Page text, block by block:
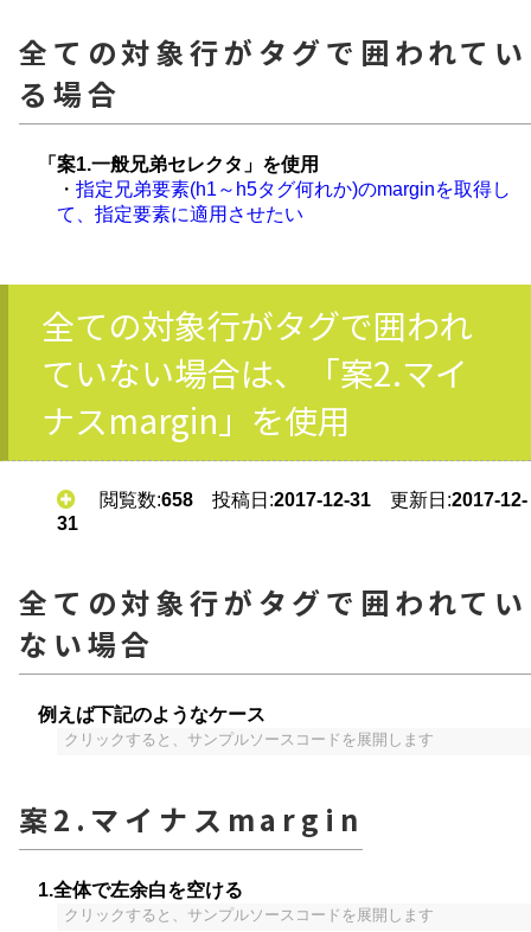
全ての対象行がタグで囲われてい
る場合
「案1.一般兄弟セレクタ」を使用
・ 指定兄弟要素(h1～h5タグ何れか)のmarginを取得し
て、指定要素に適用させたい
全ての対象行がタグで囲われ
ていない場合は、「案2.マイ
ナスmargin」を使用
閲覧数:658 投稿日:2017-12-31 更新日:2017-12-
31
全ての対象行がタグで囲われてい
ない場合
例えば下記のようなケース
クリックすると、サンプルソースコードを展開します
案2.マイナスmargin
1.全体で左余白を空ける
クリックすると、サンプルソースコードを展開します